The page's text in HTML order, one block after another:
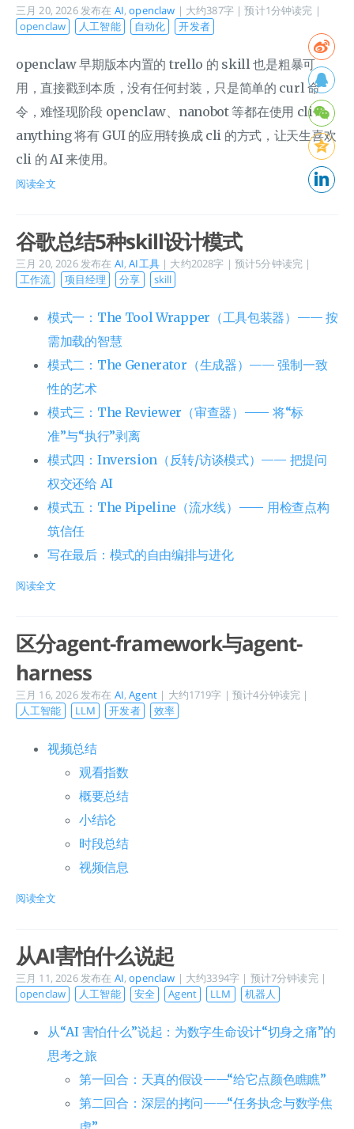
三月 20, 2026 发布在 AI,openclaw | 大约387字 | 预计1分钟读完 |
openclaw
人工智能 自动化 开发者
openclaw 早期版本内置的 trello 的 skill 也是粗暴可
用，直接戳到本质，没有任何封装，只是简单的 curl 命
令，难怪现阶段 openclaw、nanobot 等都在使用 cli-
anything 将有 GUI 的应用转换成 cli 的方式，让天生喜欢
cli 的 AI 来使用。
阅读全文
谷歌总结5种skill设计模式
三月 20, 2026 发布在 AI,AI工具 | 大约2028字 | 预计5分钟读完 |
工作流
项目经理 分享 skill
模式一：The Tool Wrapper（工具包装器）—— 按
需加载的智慧
模式二：The Generator（生成器）—— 强制一致
性的艺术
模式三：The Reviewer（审查器）—— 将“标
准”与“执行”剥离
模式四：Inversion（反转/访谈模式）—— 把提问
权交还给 AI
模式五：The Pipeline（流水线）—— 用检查点构
筑信任
写在最后：模式的自由编排与进化
阅读全文
区分agent-framework与agent-
harness
三月 16, 2026 发布在 AI,Agent | 大约1719字 | 预计4分钟读完 |
人工智能
LLM 开发者 效率
视频总结
观看指数
概要总结
小结论
时段总结
视频信息
阅读全文
从AI害怕什么说起
三月 11, 2026 发布在 AI,openclaw | 大约3394字 | 预计7分钟读完 |
openclaw
人工智能 安全 Agent LLM 机器人
从“AI 害怕什么”说起：为数字生命设计“切身之痛”的
思考之旅
第一回合：天真的假设——“给它点颜色瞧瞧”
第二回合：深层的拷问——“任务执念与数学焦